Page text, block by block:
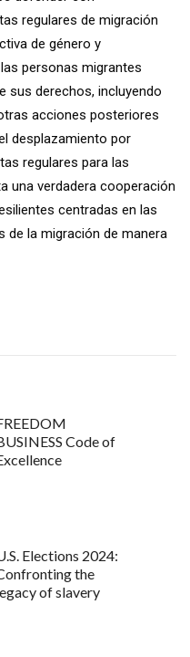
regulares de migración
de género y
personas migrantes
sus derechos, incluyendo
acciones posteriores
desplazamiento por
regulares para las
una verdadera cooperación
centradas en las
de la migración de manera
Code of
Elections 2024:
the
of slavery